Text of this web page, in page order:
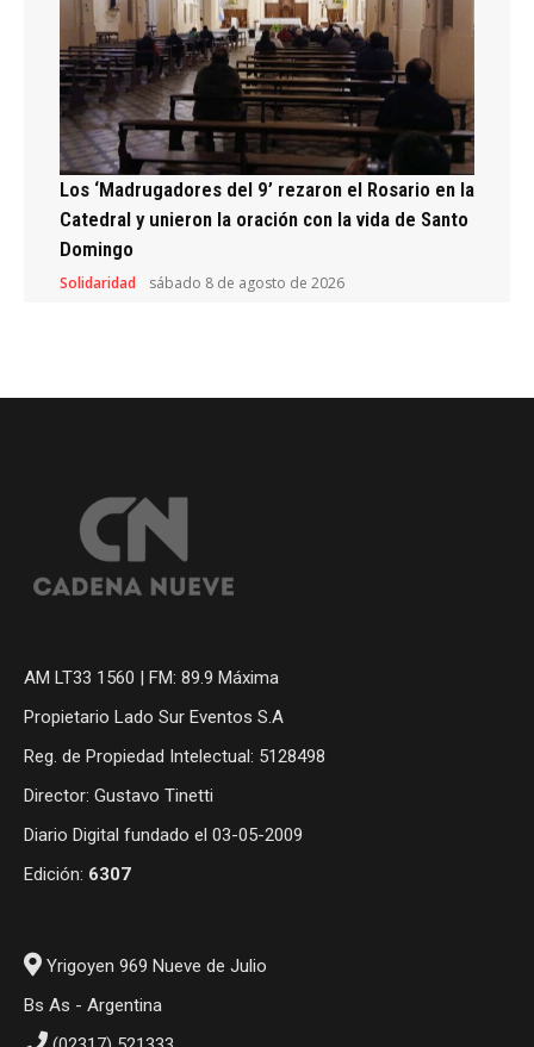
Los ‘Madrugadores del 9’ rezaron el Rosario en la
Catedral y unieron la oración con la vida de Santo
Domingo
Solidaridad sábado 8 de agosto de 2026
AM LT33 1560 | FM: 89.9 Máxima
Propietario Lado Sur Eventos S.A
Reg. de Propiedad Intelectual: 5128498
Director: Gustavo Tinetti
Diario Digital fundado el 03-05-2009
Edición: 6307
Yrigoyen 969 Nueve de Julio
Bs As - Argentina